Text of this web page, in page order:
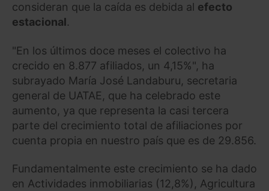
consideran que la caída es debida al efecto
estacional.
"En los últimos doce meses el colectivo ha
crecido en 8.877 afiliados, un 4,15%", ha
subrayado María José Landaburu, secretaria
general de UATAE, que ha celebrado este
aumento, ya que representa la casi tercera
parte del crecimiento total de afiliaciones por
cuenta propia en nuestro país que es de 29.856.
Fundamentalmente este crecimiento se ha dado
en Actividades inmobiliarias (12,8%), Agricultura